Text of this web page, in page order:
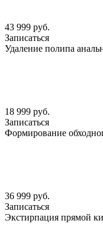
43 999 руб.
Записаться
Удаление полипа
18 999 руб.
Записаться
Формирование
36 999 руб.
Записаться
Экстирпация прямой